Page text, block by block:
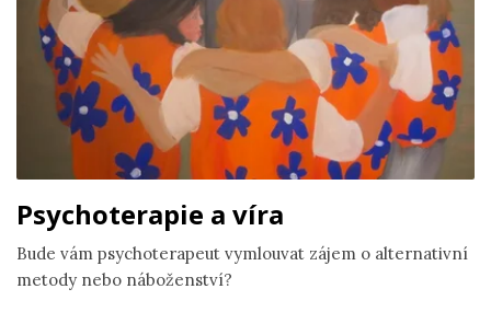
Psychoterapie a víra
Bude vám psychoterapeut vymlouvat zájem o alternativní
metody nebo náboženství?